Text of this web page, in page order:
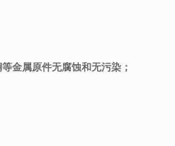
金属原件无腐蚀和无污染；